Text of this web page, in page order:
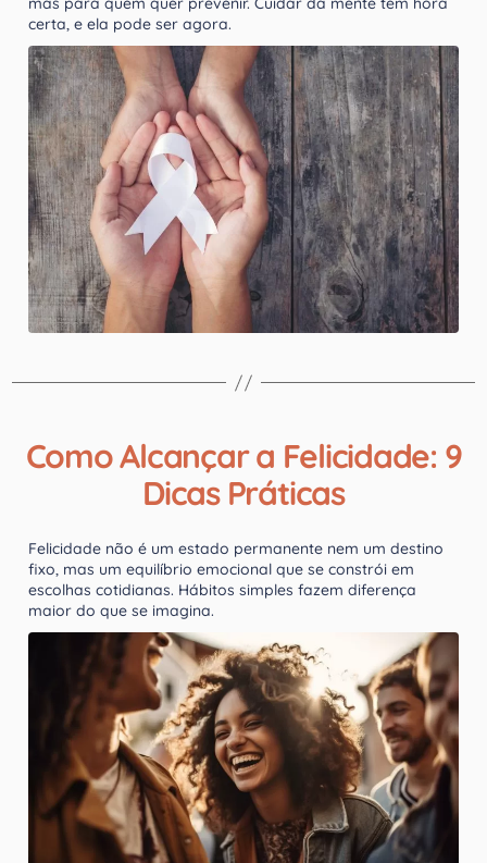
certa, e ela pode ser agora.
Como Alcançar a Felicidade: 9
Dicas Práticas
Felicidade não é um estado permanente nem um destino
fixo, mas um equilíbrio emocional que se constrói em
escolhas cotidianas. Hábitos simples fazem diferença
maior do que se imagina.